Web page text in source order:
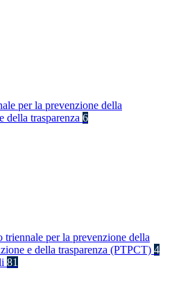
per la prevenzione della
della trasparenza 6
triennale per la prevenzione della
e della trasparenza (PTPCT) 4
81